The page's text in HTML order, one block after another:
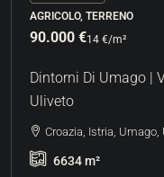
AGRICOLO, TERRENO
90.000 €14 €/m²
Dintorni Di Umago |
Uliveto
Croazia, Istria,
6634m²